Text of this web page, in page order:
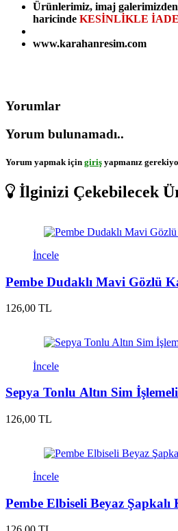
Ürünlerimiz, imaj
haricinde KESİNLİKLE
www.karahanresim.com
Yorumlar
Yorum bulunamadı..
Yorum yapmak için giriş yapmanız
İlginizi Çekebilecek
İncele
Pembe Dudaklı Mavi Gözlü
126,00 TL
İncele
Sepya Tonlu Altın Sim
126,00 TL
İncele
Pembe Elbiseli Beyaz